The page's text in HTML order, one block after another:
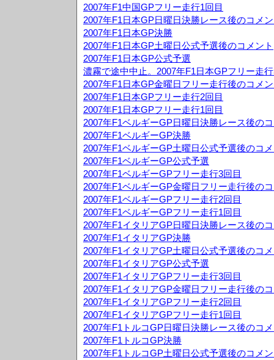
2007年F1中国GPフリー走行1回目
2007年F1日本GP日曜日決勝レース後のコメ
2007年F1日本GP決勝
2007年F1日本GP土曜日公式予選後のコメント
2007年F1日本GP公式予選
濃霧で途中中止。2007年F1日本GPフリー走
2007年F1日本GP金曜日フリー走行後のコメ
2007年F1日本GPフリー走行2回目
2007年F1日本GPフリー走行1回目
2007年F1ベルギーGP日曜日決勝レース後の
2007年F1ベルギーGP決勝
2007年F1ベルギーGP土曜日公式予選後のコ
2007年F1ベルギーGP公式予選
2007年F1ベルギーGPフリー走行3回目
2007年F1ベルギーGP金曜日フリー走行後の
2007年F1ベルギーGPフリー走行2回目
2007年F1ベルギーGPフリー走行1回目
2007年F1イタリアGP日曜日決勝レース後の
2007年F1イタリアGP決勝
2007年F1イタリアGP土曜日公式予選後のコ
2007年F1イタリアGP公式予選
2007年F1イタリアGPフリー走行3回目
2007年F1イタリアGP金曜日フリー走行後の
2007年F1イタリアGPフリー走行2回目
2007年F1イタリアGPフリー走行1回目
2007年F1トルコGP日曜日決勝レース後のコ
2007年F1トルコGP決勝
2007年F1トルコGP土曜日公式予選後のコメ